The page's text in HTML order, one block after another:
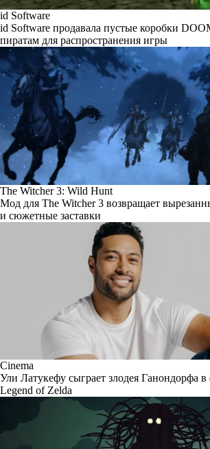
id Software
id Software продавала пустые коробки
пиратам для распространения игры
The Witcher 3: Wild Hunt
Мод для The Witcher 3 возвращает
и сюжетные заставки
Cinema
Ули Латукефу сыграет злодея Ганондорфа
Legend of Zelda